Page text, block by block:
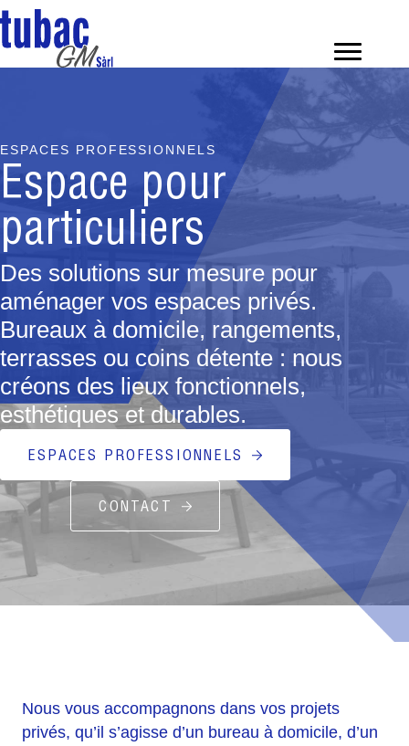
ESPACES PROFESSIONNELS
Espace pour
particuliers
Des solutions sur mesure pour
aménager vos espaces privés.
Bureaux à domicile, rangements,
terrasses ou coins détente : nous
créons des lieux fonctionnels,
esthétiques et durables.
ESPACES PROFESSIONNELS
CONTACT
Nous vous accompagnons dans vos projets
privés, qu’il s’agisse d’un bureau à domicile, d’un
Panneau de gestion des cookies